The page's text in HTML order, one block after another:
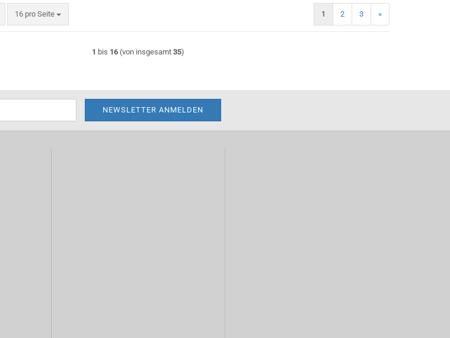
16 pro Seite
pro Seite 1 2 3 »
1 bis 16 (von insgesamt35)